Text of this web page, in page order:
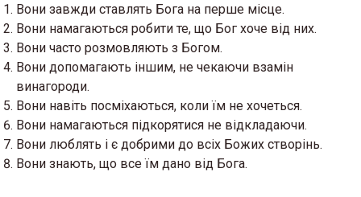
Вони завжди ставлять Бога на перше місце.
Вони намагаються робити те, що Бог хоче від них.
Вони часто розмовляють з Богом.
Вони допомагають іншим, не чекаючи взамін
винагороди.
Вони навіть посміхаються, коли їм не хочеться.
Вони намагаються підкорятися не відкладаючи.
Вони люблять і є добрими до всіх Божих створінь.
Вони знають, що все їм дано від Бога.